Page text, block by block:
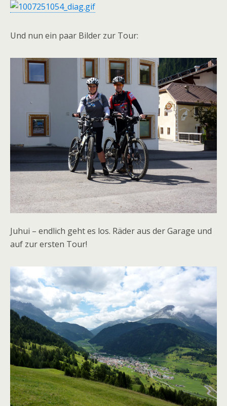
Und nun ein paar Bilder zur Tour:
Juhui – endlich geht es los. Räder aus der Garage und
auf zur ersten Tour!